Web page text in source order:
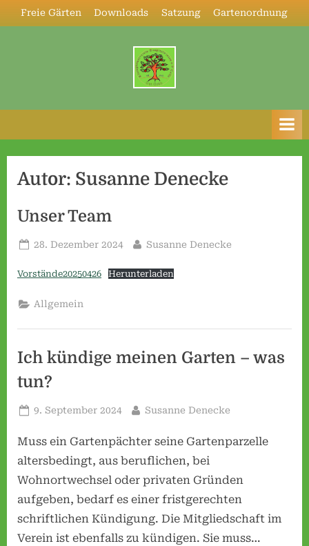
Skip
to
Freie Gärten Downloads Satzung Gartenordnung
e
i
n
t
n
v
r
i
H
o
s
p
i
t
Autor: Susanne Denecke
Unser Team
Posted
28. Dezember 2024 By
Susanne Denecke
Vorstände20250426 Herunterladen
Allgemein
Ich kündige meinen Garten – was
tun?
Posted
9. September 2024 By
Susanne Denecke
Muss ein Gartenpächter seine Gartenparzelle
altersbedingt, aus beruflichen, bei
Wohnortwechsel oder privaten Gründen
aufgeben, bedarf es einer fristgerechten
schriftlichen Kündigung. Die Mitgliedschaft im
Verein ist ebenfalls zu kündigen. Sie muss…